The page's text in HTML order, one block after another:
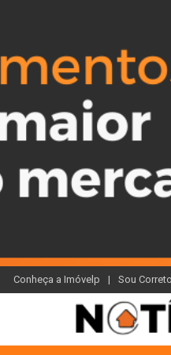
Conheça a Imóvelp Sou